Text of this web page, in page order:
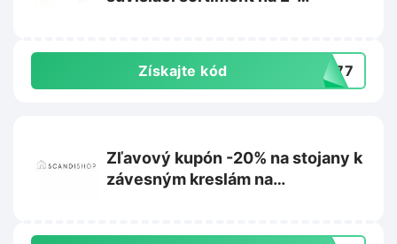
Získajte kód L777
Zľavový kupón -20% na stojany k
závesným kreslám na